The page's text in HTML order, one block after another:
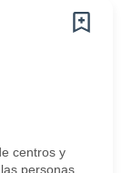
centros y
personas